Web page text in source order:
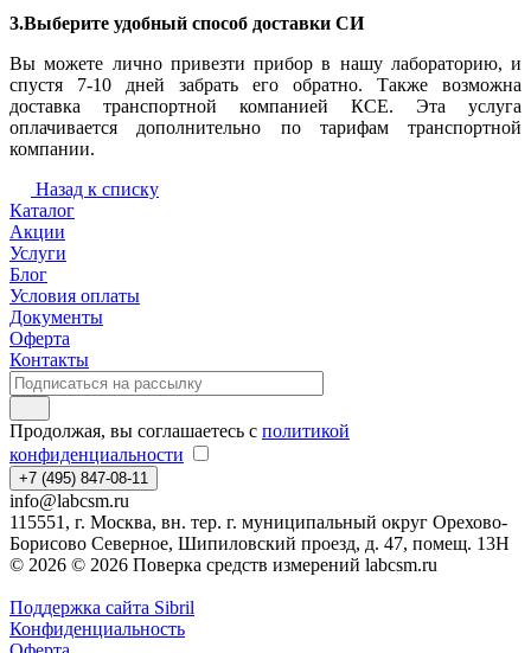
3.Выберите удобный способ доставки СИ
Вы можете лично привезти прибор в нашу лабораторию, и
спустя 7-10 дней забрать его обратно. Также возможна
доставка транспортной компанией КСЕ. Эта услуга
оплачивается дополнительно по тарифам транспортной
компании.
Назад к списку
Каталог
Акции
Услуги
Блог
Условия оплаты
Документы
Оферта
Контакты
Продолжая, вы соглашаетесь с политикой
конфиденциальности
+7 (495) 847-08-11
info@labcsm.ru
115551, г. Москва, вн. тер. г. муниципальный округ Орехово-
Борисово Северное, Шипиловский проезд, д. 47, помещ. 13Н
© 2026 © 2026 Поверка средств измерений labcsm.ru
Поддержка сайта Sibril
Конфиденциальность